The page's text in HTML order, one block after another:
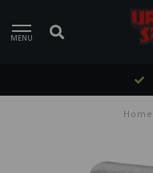
MENU
Home